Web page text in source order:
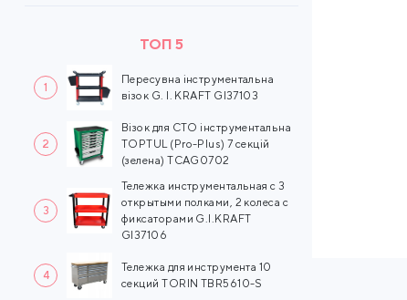
ТОП 5
1
Пересувна інструментальна
візок G. I. KRAFT GI37103
2
Візок для СТО інструментальна
TOPTUL (Pro-Plus) 7 секцій
(зелена) TCAG0702
3
Тележка инструментальная с 3
открытыми полками, 2 колеса с
фиксаторами G.I.KRAFT
GI37106
4
Тележка для инструмента 10
секций TORIN TBR5610-S